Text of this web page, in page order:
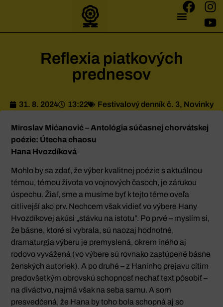
Reflexia piatkových
prednesov
31. 8. 2024 13:22 Festivalový denník č. 3, Novinky
Miroslav Mićanović – Antológia súčasnej chorvátskej
poézie: Útecha chaosu
Hana Hvozdíková
Mohlo by sa zdať, že výber kvalitnej poézie s aktuálnou
témou, témou života vo vojnových časoch, je zárukou
úspechu. Žiaľ, sme a musíme byť k tejto téme oveľa
citlivejší ako prv. Nechcem však vidieť vo výbere Hany
Hvozdíkovej akúsi „stávku na istotu”. Po prvé – myslím si,
že básne, ktoré si vybrala, sú naozaj hodnotné,
dramaturgia výberu je premyslená, okrem iného aj
rodovo vyvážená (vo výbere sú rovnako zastúpené básne
ženských autoriek). A po druhé – z Haninho prejavu cítim
predovšetkým obrovskú schopnosť nechať text pôsobiť –
na diváctvo, najmä však na seba samu. A som
presvedčená, že Hana by toho bola schopná aj so